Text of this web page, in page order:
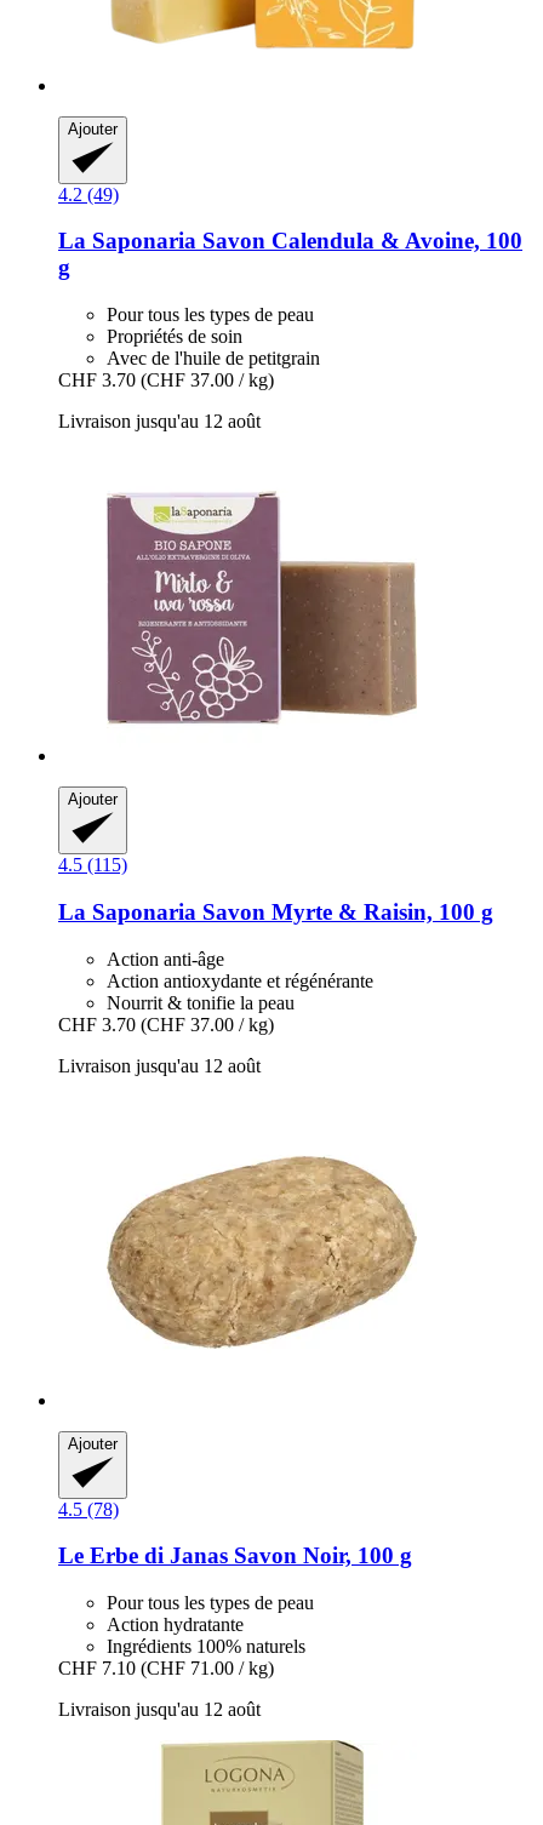
Ajouter
4.2 (49)
La Saponaria Savon Calendula & Avoine, 100
g
Pour tous les types de peau
Propriétés de soin
Avec de l'huile de petitgrain
CHF 3.70 (CHF 37.00 / kg)
Livraison jusqu'au 12 août
Ajouter
4.5 (115)
La Saponaria Savon Myrte & Raisin, 100 g
Action anti-âge
Action antioxydante et régénérante
Nourrit & tonifie la peau
CHF 3.70 (CHF 37.00 / kg)
Livraison jusqu'au 12 août
Ajouter
4.5 (78)
Le Erbe di Janas Savon Noir, 100 g
Pour tous les types de peau
Action hydratante
Ingrédients 100% naturels
CHF 7.10 (CHF 71.00 / kg)
Livraison jusqu'au 12 août